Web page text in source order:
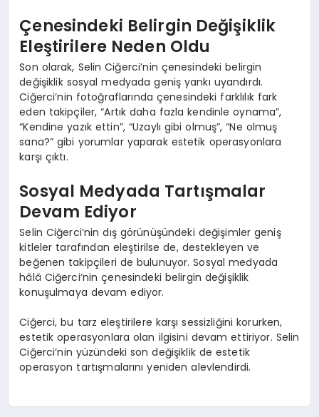
Çenesindeki Belirgin Değişiklik
Eleştirilere Neden Oldu
Son olarak, Selin Ciğerci’nin çenesindeki belirgin
değişiklik sosyal medyada geniş yankı uyandırdı.
Ciğerci’nin fotoğraflarında çenesindeki farklılık fark
eden takipçiler, “Artık daha fazla kendinle oynama”,
“Kendine yazık ettin”, “Uzaylı gibi olmuş”, “Ne olmuş
sana?” gibi yorumlar yaparak estetik operasyonlara
karşı çıktı.
Sosyal Medyada Tartışmalar
Devam Ediyor
Selin Ciğerci’nin dış görünüşündeki değişimler geniş
kitleler tarafından eleştirilse de, destekleyen ve
beğenen takipçileri de bulunuyor. Sosyal medyada
hâlâ Ciğerci’nin çenesindeki belirgin değişiklik
konuşulmaya devam ediyor.
Ciğerci, bu tarz eleştirilere karşı sessizliğini korurken,
estetik operasyonlara olan ilgisini devam ettiriyor. Selin
Ciğerci’nin yüzündeki son değişiklik de estetik
operasyon tartışmalarını yeniden alevlendirdi.